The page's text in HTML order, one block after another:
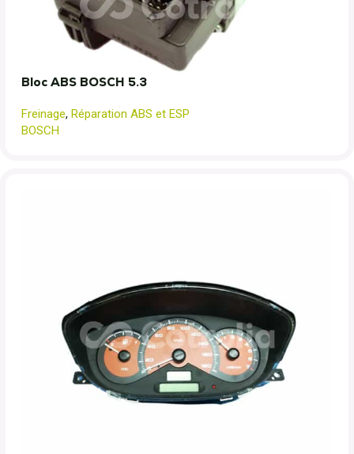
Bloc ABS BOSCH 5.3
Freinage, Réparation ABS et ESP
BOSCH